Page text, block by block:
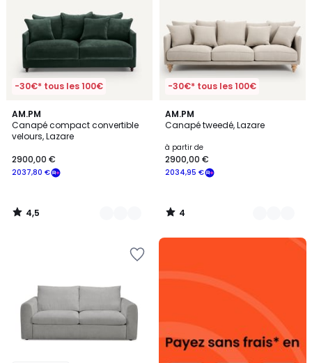
-30€* tous les 100€
AM.PM
Canapé compact convertible
velours, Lazare
2037,80 €
2900,00 €
4,5
/ 5
16
Couleurs
4,5
/
-30€* tous les 100€
AM.PM
Canapé tweedé, Lazare
à partir de
2034,95 €
2900,00 €
4
/
3
Couleurs
4
/
Alma
sans